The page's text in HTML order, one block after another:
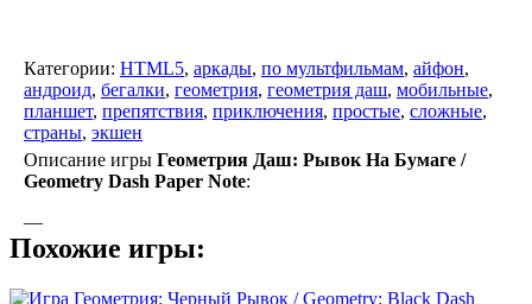
Категории: HTML5, аркады, по мультфильмам, айфон,
андроид, бегалки, геометрия, геометрия даш, мобильные,
планшет, препятствия, приключения, простые, сложные,
страны, экшен
Описание игры Геометрия Даш: Рывок На Бумаге /
Geometry Dash Paper Note:
—
Похожие игры: